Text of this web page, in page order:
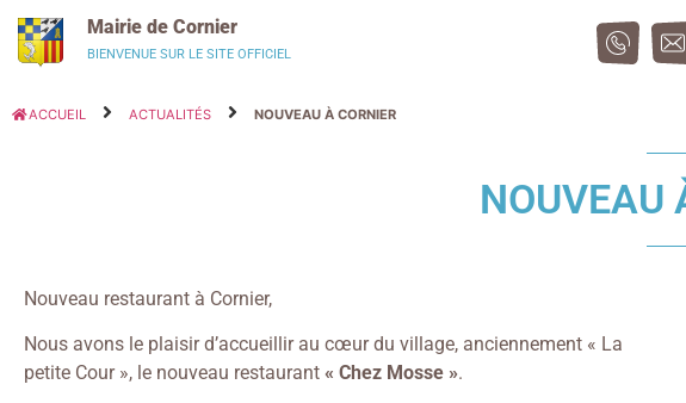
Mairie de Cornier
BIENVENUE SUR LE SITE OFFICIEL
ACCUEIL ACTUALITÉS NOUVEAU À CORNIER
NOUVEAU
Nouveau restaurant à Cornier,
Nous avons le plaisir d’accueillir au cœur du village, anciennement « La
petite Cour », le nouveau restaurant « Chez Mosse ».
Panneau de gestion des cookies